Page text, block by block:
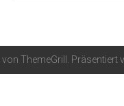
von ThemeGrill. Präsentiert